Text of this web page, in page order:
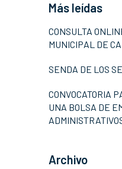
Más leídas
CONSULTA
MUNICIPAL DE
SENDA DE LOS
CONVOCATORIA
UNA BOLSA DE
Archivo